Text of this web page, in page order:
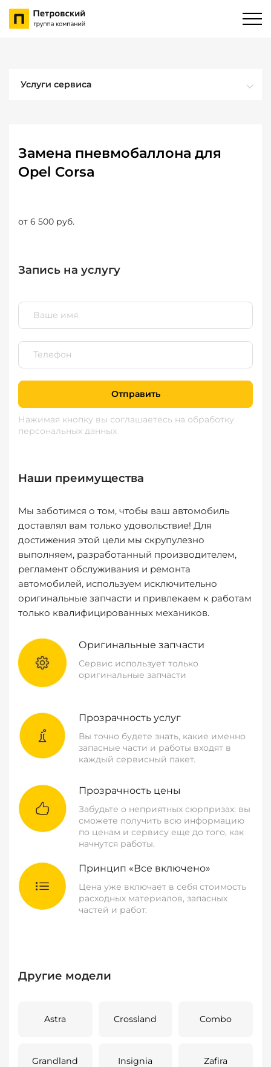
Услуги сервиса
Замена пневмобаллона для
Opel Corsa
от 6 500 руб.
Запись на услугу
Отправить
Нажимая кнопку вы соглашаетесь на обработку
персональных данных
Наши преимущества
Мы заботимся о том, чтобы ваш автомобиль
доставлял вам только удовольствие! Для
достижения этой цели мы скрупулезно
выполняем, разработанный производителем,
регламент обслуживания и ремонта
автомобилей, используем исключительно
оригинальные запчасти и привлекаем к работам
только квалифицированных механиков.
Оригинальные запчасти
Сервис использует только
оригинальные запчасти
Прозрачность услуг
Вы точно будете знать, какие именно
запасные части и работы входят в
каждый сервисный пакет.
Прозрачность цены
Забудьте о неприятных сюрпризах: вы
сможете получить всю информацию
по ценам и сервису еще до того, как
начнутся работы.
Принцип «Все включено»
Цена уже включает в себя стоимость
расходных материалов, запасных
частей и работ.
Другие модели
Astra Crossland Combo
Grandland Insignia Zafira